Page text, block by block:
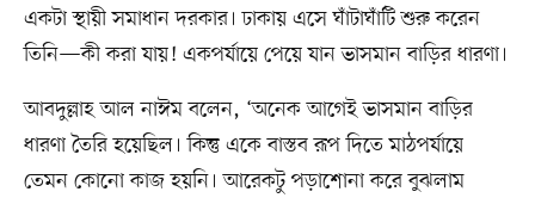
একটা স্থায়ী সমাধান দরকার। ঢাকায় এসে ঘাঁটাঘাঁটি শুরু করেন
তিনি—কী করা যায়! একপর্যায়ে পেয়ে যান ভাসমান বাড়ির ধারণা।
আবদুল্লাহ আল নাঈম বলেন, ‘অনেক আগেই ভাসমান বাড়ির
ধারণা তৈরি হয়েছিল। কিন্তু একে বাস্তব রূপ দিতে মাঠপর্যায়ে
তেমন কোনো কাজ হয়নি। আরেকটু পড়াশোনা করে বুঝলাম